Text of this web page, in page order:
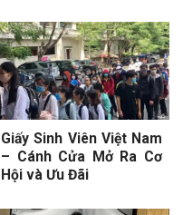
Giấy Sinh Viên Việt Nam
– Cánh Cửa Mở Ra Cơ
Hội và Ưu Đãi